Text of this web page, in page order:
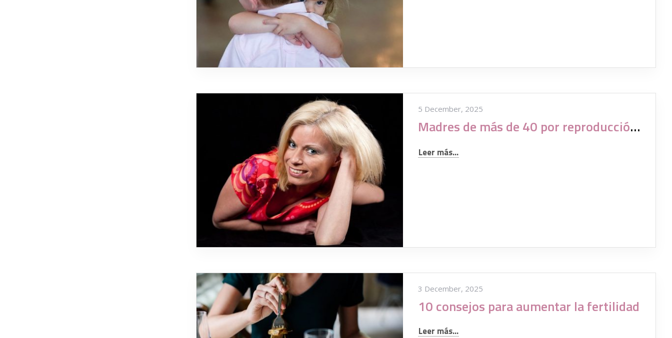
5 December, 2025
Madres de más de 40 por reproducción asistida
Leer más...
3 December, 2025
10 consejos para aumentar la fertilidad
Leer más...